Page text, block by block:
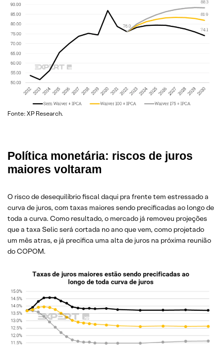
Fonte: XP Research.
Política monetária: riscos de juros
maiores voltaram
O risco de desequilíbrio fiscal daqui pra frente tem estressado a
curva de juros, com taxas maiores sendo precificadas ao longo de
toda a curva. Como resultado, o mercado já removeu projeções
que a taxa Selic será cortada no ano que vem, como projetado
um mês atras, e já precifica uma alta de juros na próxima reunião
do COPOM.